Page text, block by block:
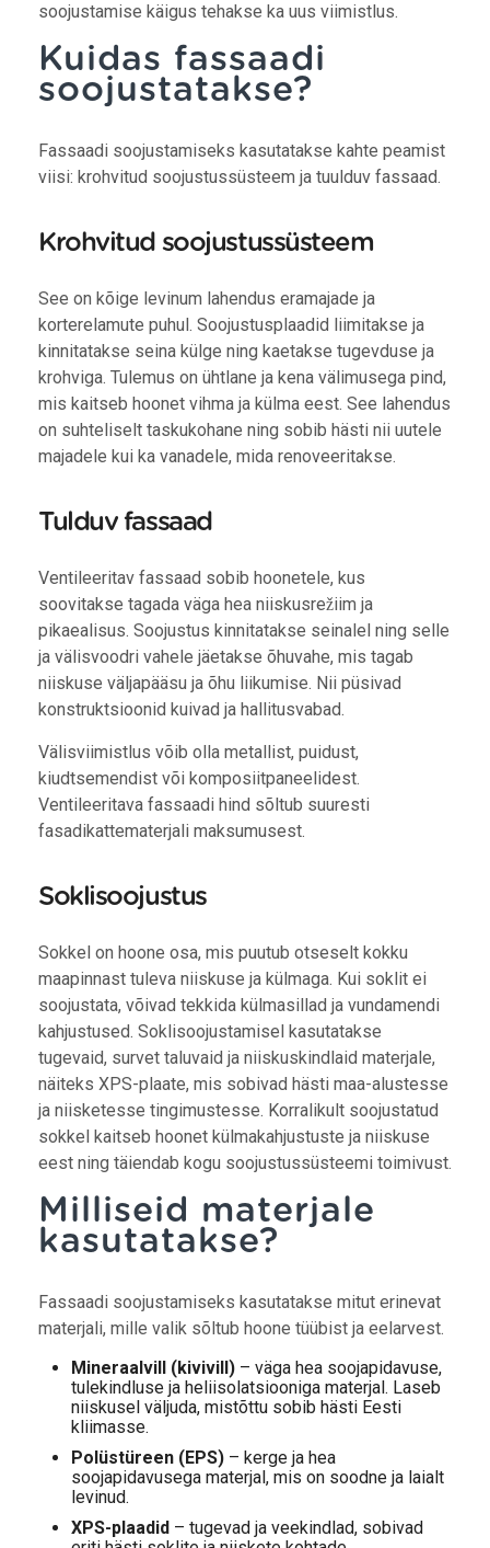
soojustamise käigus tehakse ka uus viimistlus.
Kuidas fassaadi
soojustatakse?
Fassaadi soojustamiseks kasutatakse kahte peamist
viisi: krohvitud soojustussüsteem ja tuulduv fassaad.
Krohvitud soojustussüsteem
See on kõige levinum lahendus eramajade ja
korterelamute puhul. Soojustusplaadid liimitakse ja
kinnitatakse seina külge ning kaetakse tugevduse ja
krohviga. Tulemus on ühtlane ja kena välimusega pind,
mis kaitseb hoonet vihma ja külma eest. See lahendus
on suhteliselt taskukohane ning sobib hästi nii uutele
majadele kui ka vanadele, mida renoveeritakse.
Tulduv fassaad
Ventileeritav fassaad sobib hoonetele, kus
soovitakse tagada väga hea niiskusrežiim ja
pikaealisus. Soojustus kinnitatakse seinalel ning selle
ja välisvoodri vahele jäetakse õhuvahe, mis tagab
niiskuse väljapääsu ja õhu liikumise. Nii püsivad
konstruktsioonid kuivad ja hallitusvabad.
Välisviimistlus võib olla metallist, puidust,
kiudtsemendist või komposiitpaneelidest.
Ventileeritava fassaadi hind sõltub suuresti
fasadikattematerjali maksumusest.
Soklisoojustus
Sokkel on hoone osa, mis puutub otseselt kokku
maapinnast tuleva niiskuse ja külmaga. Kui soklit ei
soojustata, võivad tekkida külmasillad ja vundamendi
kahjustused. Soklisoojustamisel kasutatakse
tugevaid, survet taluvaid ja niiskuskindlaid materjale,
näiteks XPS-plaate, mis sobivad hästi maa-alustesse
ja niisketesse tingimustesse. Korralikult soojustatud
sokkel kaitseb hoonet külmakahjustuste ja niiskuse
eest ning täiendab kogu soojustussüsteemi toimivust.
Milliseid materjale
kasutatakse?
Fassaadi soojustamiseks kasutatakse mitut erinevat
materjali, mille valik sõltub hoone tüübist ja eelarvest.
Mineraalvill (kivivill) – väga hea soojapidavuse,
tulekindluse ja heliisolatsiooniga materjal. Laseb
niiskusel väljuda, mistõttu sobib hästi Eesti
kliimasse.
Polüstüreen (EPS) – kerge ja hea
soojapidavusega materjal, mis on soodne ja laialt
levinud.
XPS-plaadid – tugevad ja veekindlad, sobivad